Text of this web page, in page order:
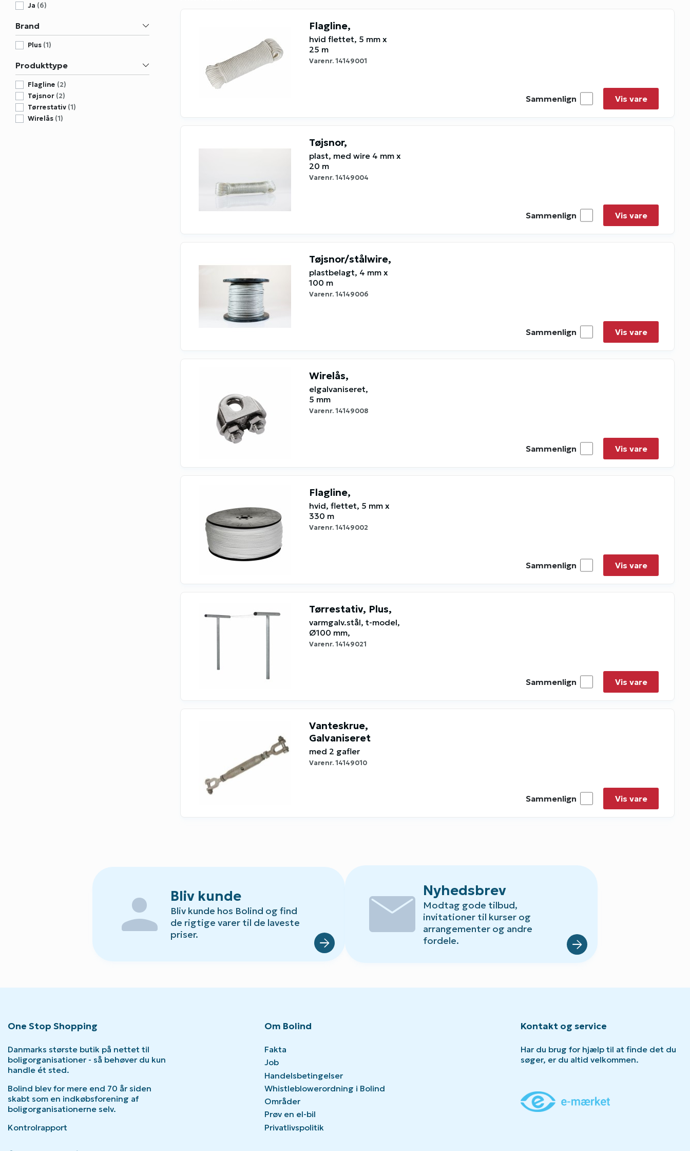
Ja (6)
Brand
Plus (1)
Produkttype
Flagline (2)
Tøjsnor (2)
Tørrestativ (1)
Wirelås (1)
Flagline,
hvid flettet, 5 mm x
25 m
Varenr.14149001
Sammenlign Vis vare
Tøjsnor,
plast, med wire 4 mm x
20 m
Varenr.14149004
Sammenlign Vis vare
Tøjsnor/stålwire,
plastbelagt, 4 mm x
100 m
Varenr.14149006
Sammenlign Vis vare
Wirelås,
elgalvaniseret,
5 mm
Varenr.14149008
Sammenlign Vis vare
Flagline,
hvid, flettet, 5 mm x
330 m
Varenr.14149002
Sammenlign Vis vare
Tørrestativ, Plus,
varmgalv.stål, t-model,
Ø100 mm,
Varenr.14149021
Sammenlign Vis vare
Vanteskrue,
Galvaniseret
med 2 gafler
Varenr.14149010
Sammenlign Vis vare
person Bliv kunde
Bliv kunde hos Bolind og find
de rigtige varer til de laveste
priser.
mail Nyhedsbrev
Modtag gode tilbud,
invitationer til kurser og
arrangementer og andre
fordele.
One Stop Shopping
Danmarks største butik på nettet til
boligorganisationer - så behøver du kun
handle ét sted.
Bolind blev for mere end 70 år siden
skabt som en indkøbsforening af
boligorganisationerne selv.
Kontrolrapport
Om Bolind
Fakta
Job
Handelsbetingelser
Whistleblowerordning i Bolind
Områder
Prøv en el-bil
Privatlivspolitik
Kontakt og service
Har du brug for hjælp til at finde det du
søger, er du altid velkommen.